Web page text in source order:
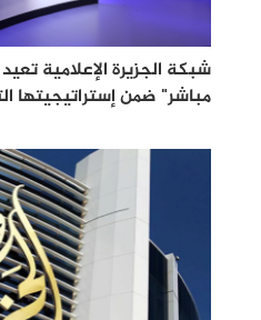
شبكة الجزيرة الإعلامية
مباشر" ضمن إستراتيجيتها